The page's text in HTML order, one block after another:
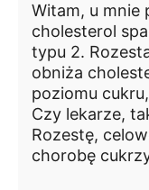
Witam, u mnie
cholesterol
typu 2.
obniża
poziomu
Czy lekarze,
Rozestę,
chorobę